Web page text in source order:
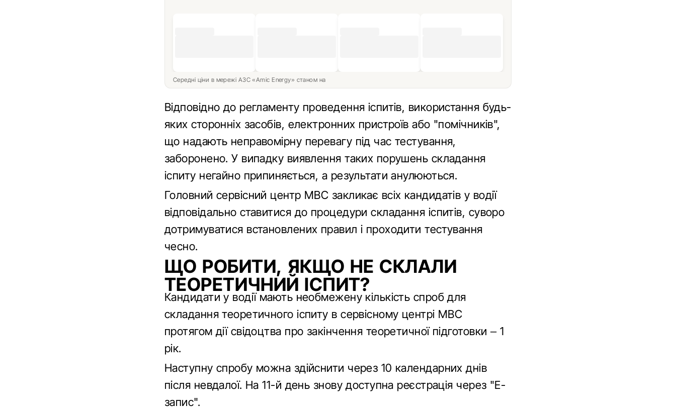
Середні ціни в мережі АЗС «Amic Energy» станом на
Відповідно до регламенту проведення іспитів, використання будь-
яких сторонніх засобів, електронних пристроїв або "помічників",
що надають неправомірну перевагу під час тестування,
заборонено. У випадку виявлення таких порушень складання
іспиту негайно припиняється, а результати анулюються.
Головний сервісний центр МВС закликає всіх кандидатів у водії
відповідально ставитися до процедури складання іспитів, суворо
дотримуватися встановлених правил і проходити тестування
чесно.
ЩО РОБИТИ, ЯКЩО НЕ СКЛАЛИ
ТЕОРЕТИЧНИЙ ІСПИТ?
Кандидати у водії мають необмежену кількість спроб для
складання теоретичного іспиту в сервісному центрі МВС
протягом дії свідоцтва про закінчення теоретичної підготовки – 1
рік.
Наступну спробу можна здійснити через 10 календарних днів
після невдалої. На 11-й день знову доступна реєстрація через "Е-
запис".